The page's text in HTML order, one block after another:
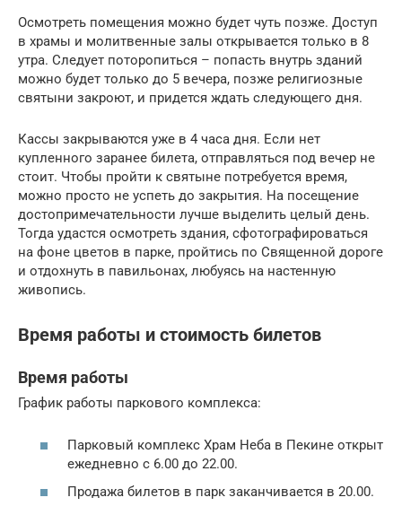
Осмотреть помещения можно будет чуть позже. Доступ
в храмы и молитвенные залы открывается только в 8
утра. Следует поторопиться – попасть внутрь зданий
можно будет только до 5 вечера, позже религиозные
святыни закроют, и придется ждать следующего дня.
Кассы закрываются уже в 4 часа дня. Если нет
купленного заранее билета, отправляться под вечер не
стоит. Чтобы пройти к святыне потребуется время,
можно просто не успеть до закрытия. На посещение
достопримечательности лучше выделить целый день.
Тогда удастся осмотреть здания, сфотографироваться
на фоне цветов в парке, пройтись по Священной дороге
и отдохнуть в павильонах, любуясь на настенную
живопись.
Время работы и стоимость билетов
Время работы
График работы паркового комплекса:
Парковый комплекс Храм Неба в Пекине открыт
ежедневно с 6.00 до 22.00.
Продажа билетов в парк заканчивается в 20.00.